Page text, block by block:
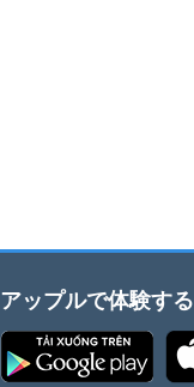
アップルで体験する